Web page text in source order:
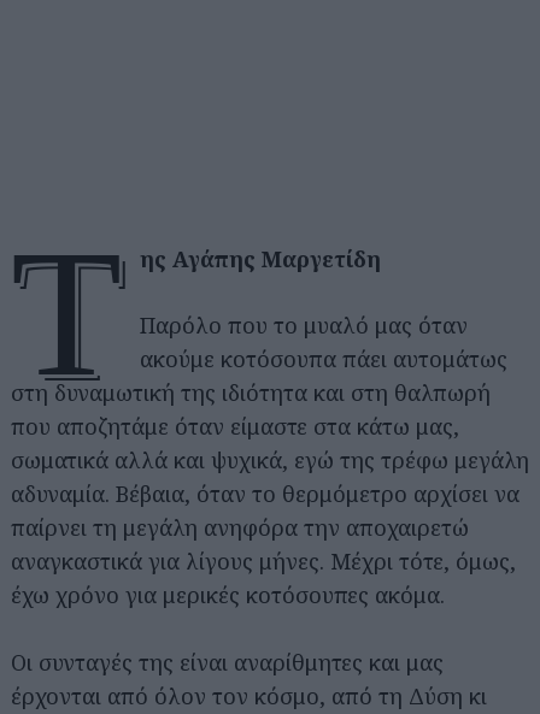
τ ης Αγάπης Μαργετίδη
Παρόλο που το μυαλό μας όταν
ακούμε κοτόσουπα πάει αυτομάτως
στη δυναμωτική της ιδιότητα και στη θαλπωρή
που αποζητάμε όταν είμαστε στα κάτω μας,
σωματικά αλλά και ψυχικά, εγώ της τρέφω μεγάλη
αδυναμία. Βέβαια, όταν το θερμόμετρο αρχίσει να
παίρνει τη μεγάλη ανηφόρα την αποχαιρετώ
αναγκαστικά για λίγους μήνες. Μέχρι τότε, όμως,
έχω χρόνο για μερικές κοτόσουπες ακόμα.
Οι συνταγές της είναι αναρίθμητες και μας
έρχονται από όλον τον κόσμο, από τη Δύση κι